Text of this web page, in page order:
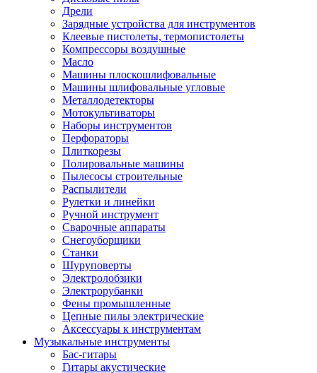
Дрели
Зарядные устройства для инструментов
Клеевые пистолеты, термопистолеты
Компрессоры воздушные
Масло
Машины плоскошлифовальные
Машины шлифовальные угловые
Металлодетекторы
Мотокультиваторы
Наборы инструментов
Перфораторы
Плиткорезы
Полировальные машины
Пылесосы строительные
Распылители
Рулетки и линейки
Ручной инструмент
Сварочные аппараты
Снегоуборщики
Станки
Шуруповерты
Электролобзики
Электрорубанки
Фены промышленные
Цепные пилы электрические
Аксессуары к инструментам
Музыкальные инструменты
Бас-гитары
Гитары акустические